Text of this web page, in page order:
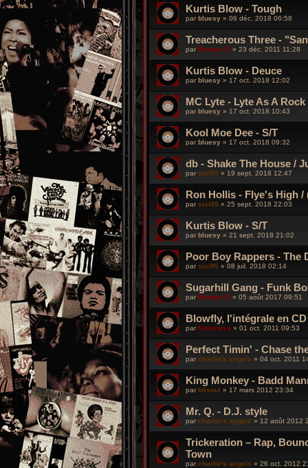
Kurtis Blow - Tough
parbluesy » 06 déc. 2018 06:58
Treacherous Three -
par Wonder B » 23 déc. 2011 11:28
Kurtis Blow - Deuce
parbluesy » 17 oct. 2018 12:02
MC Lyte ‎- Lyte As A Rock
par bluesy » 17 oct. 2018 10:43
Kool Moe Dee - S/T
parbluesy » 17 oct. 2018 09:32
db - Shake The House /
par sisi95 » 19 sept. 2018 12:47
Ron Hollis - Flye's High /
parsisi95 » 25 sept. 2018 22:03
Kurtis Blow - S/T
par bluesy » 21 sept. 2018 21:02
Poor Boy Rappers ‎- The
parsisi95 » 08 juil. 2018 02:14
Sugarhill Gang - Funk
par Wonder B » 05 août 2017 09:51
Blowfly, l'intégrale en CD
parfunkiness » 01 oct. 2011 09:53
Perfect Timin' - Chase
par charlie's angels » 04 oct. 2011
King Monkey - Badd
partitisoul » 17 mars 2012 23:34
Mr. Q. - D.J. style
par charlie's angels » 12 août 2012
Trickeration ‎– Rap,
Town
par charlie's angels » 26 oct. 2012